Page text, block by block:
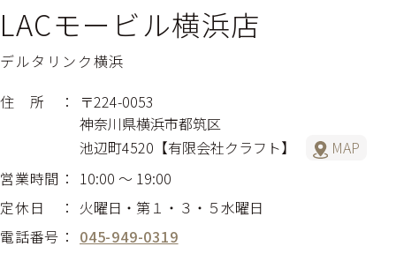
LACモービル横浜店
デルタリンク横浜
住 所
〒224-0053
神奈川県横浜市都筑区
池辺町4520【有限会社クラフト】
MAP
営業時間
10:00 〜 19:00
定休日
火曜日・第１・３・５水曜日
電話番号
045-949-0319